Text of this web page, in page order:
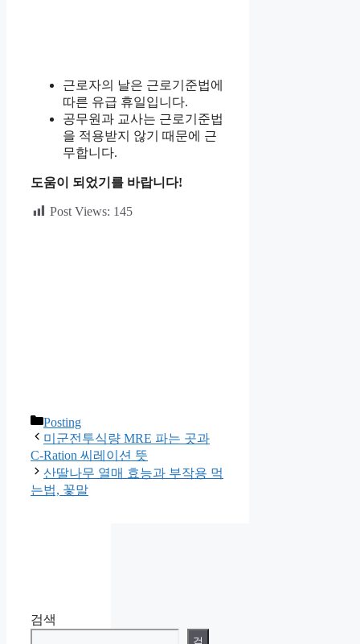
근로자의 날은 근로기준법에
따른 유급 휴일입니다.
공무원과 교사는 근로기준법
을 적용받지 않기 때문에 근
무합니다.
도움이 되었기를 바랍니다!
Post Views: 145
카
테
고
리
Posting
미군전투식량 MRE 파는 곳과
C-Ration 씨레이션 뜻
산딸나무 열매 효능과 부작용 먹
는법, 꽃말
검색
검